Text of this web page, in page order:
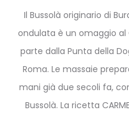
Il Bussolà originario di
ondulata è un omaggio al
parte dalla Punta della
Roma. Le massaie
mani già due secoli fa,
Bussolà. La ricetta